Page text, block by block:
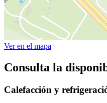
Ver en el mapa
Consulta la
Calefacción y